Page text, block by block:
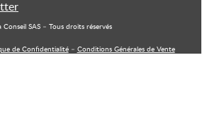
Conseil SAS – Tous droits réservés
de Confidentialité– Conditions Générales de Vente